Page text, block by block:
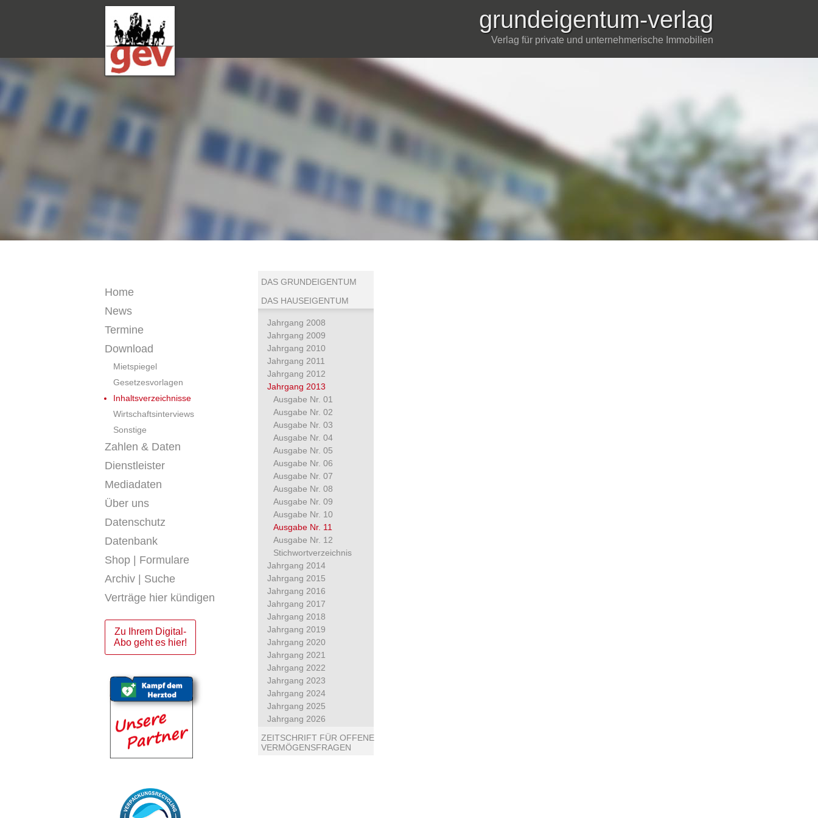
grundeigentum-verlag
Verlag für private und unternehmerische Immobilien
Home
News
Termine
Download
Mietspiegel
Gesetzesvorlagen
Inhaltsverzeichnisse
Wirtschaftsinterviews
Sonstige
Zahlen & Daten
Dienstleister
Mediadaten
Über uns
Datenschutz
Datenbank
Shop | Formulare
Archiv | Suche
Verträge hier kündigen
Zu Ihrem Digital-
Abo geht es hier!
DAS GRUNDEIGENTUM
DAS HAUSEIGENTUM
Jahrgang 2008
Jahrgang 2009
Jahrgang 2010
Jahrgang 2011
Jahrgang 2012
Jahrgang 2013
Ausgabe Nr. 01
Ausgabe Nr. 02
Ausgabe Nr. 03
Ausgabe Nr. 04
Ausgabe Nr. 05
Ausgabe Nr. 06
Ausgabe Nr. 07
Ausgabe Nr. 08
Ausgabe Nr. 09
Ausgabe Nr. 10
Ausgabe Nr. 11
Ausgabe Nr. 12
Stichwortverzeichnis
Jahrgang 2014
Jahrgang 2015
Jahrgang 2016
Jahrgang 2017
Jahrgang 2018
Jahrgang 2019
Jahrgang 2020
Jahrgang 2021
Jahrgang 2022
Jahrgang 2023
Jahrgang 2024
Jahrgang 2025
Jahrgang 2026
ZEITSCHRIFT FÜR OFFENE
VERMÖGENSFRAGEN